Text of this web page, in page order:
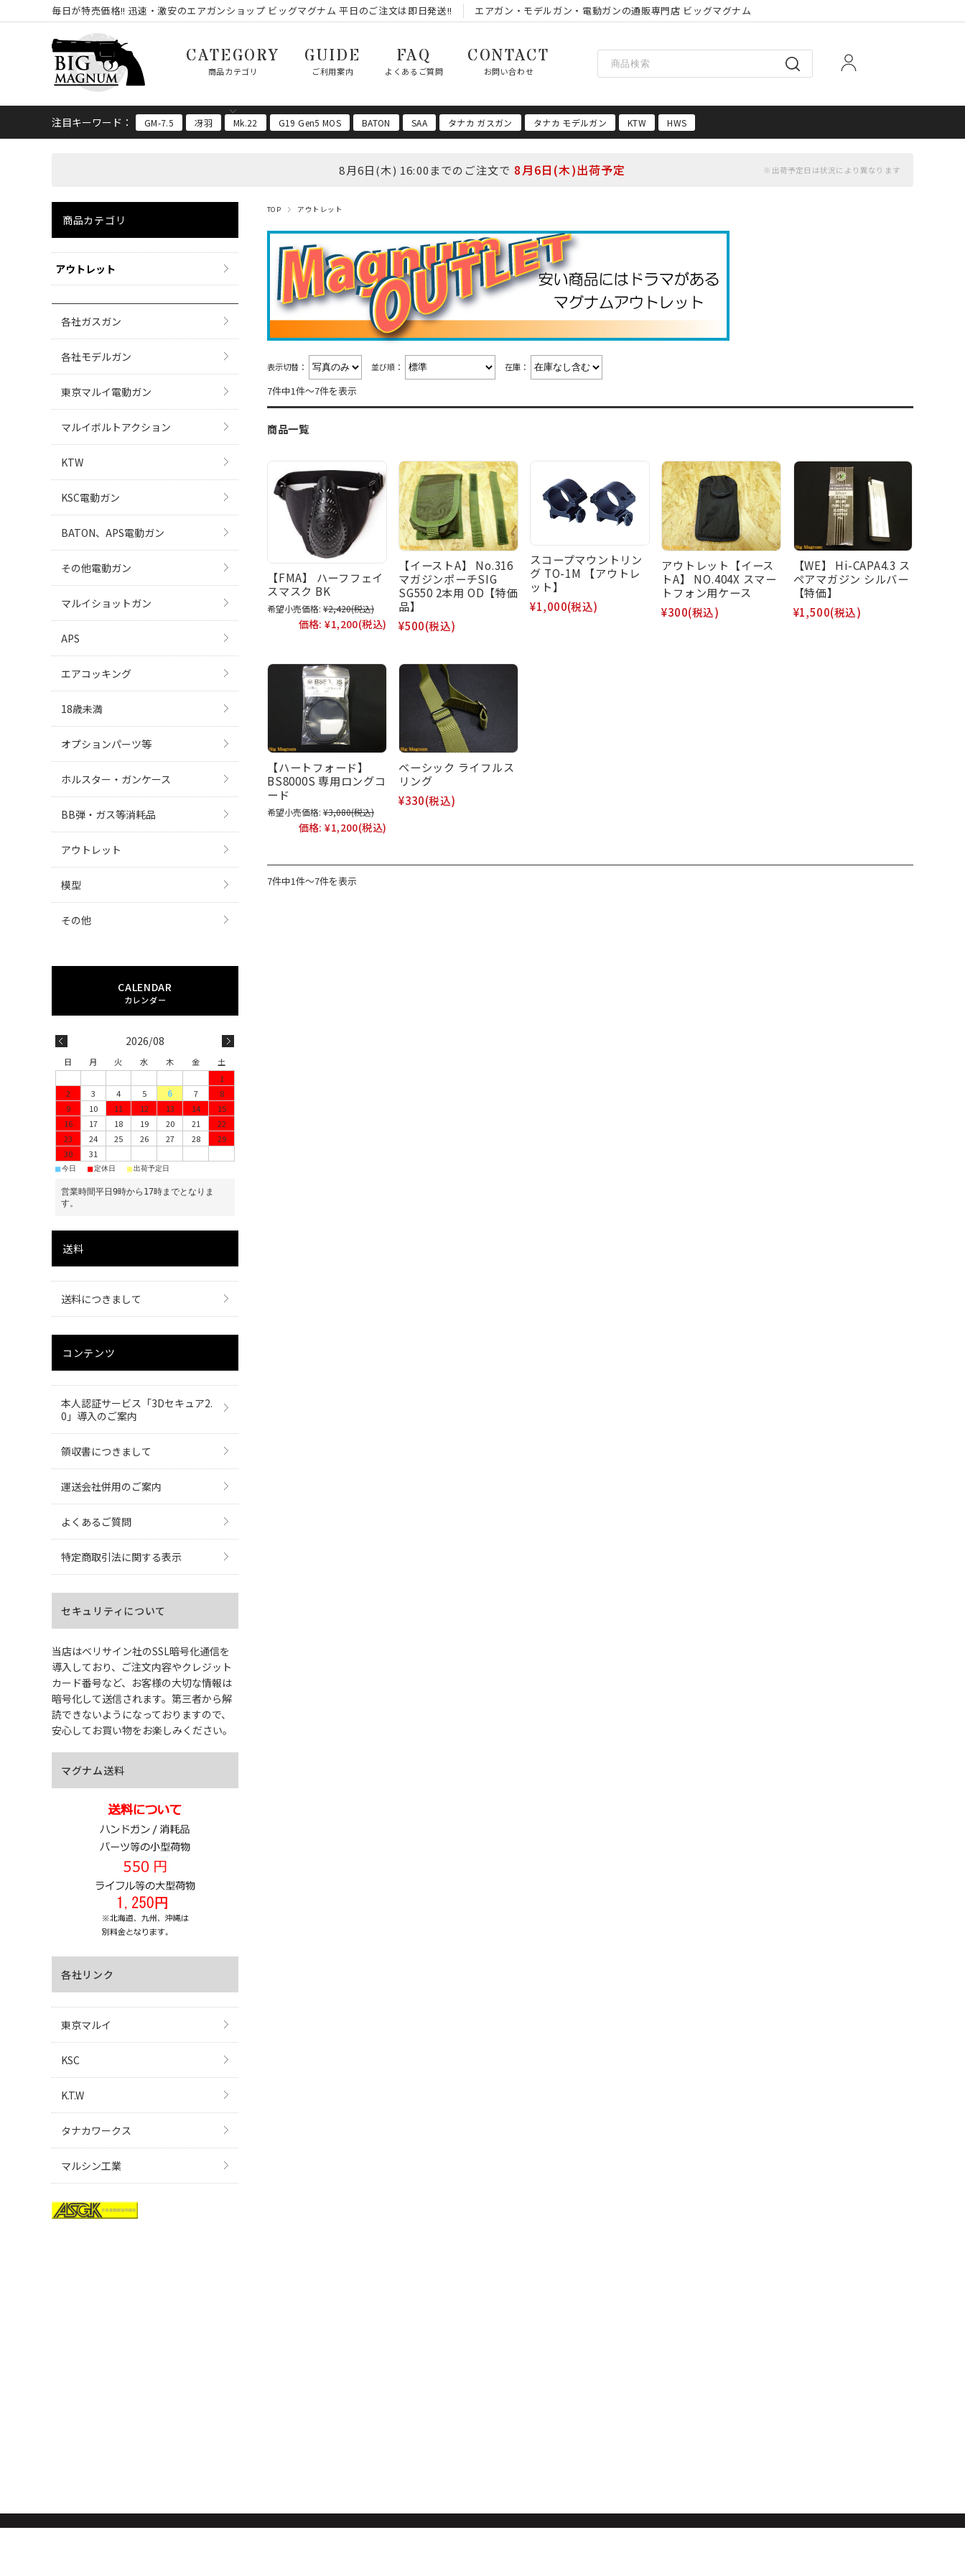
毎日が特売価格!! 迅速・激安のエアガンショップ ビッグマグナム 平日のご注文は即日発送!! エアガン・モデルガン・電動ガンの通販専門店 ビッグマグナム
CATEGORY
商品カテゴリ
GUIDE
ご利用案内
FAQ
よくあるご質問
CONTACT
お問い合わせ
注目キーワード： GM-7.5 冴羽 Mk.22 G19 Gen5 MOS BATON SAA タナカ ガスガン タナカ モデルガン KTW HWS
8月6日(木) 16:00までのご注文で 8月6日(木)出荷予定
TOP アウトレット
表示切替： 並び順： 在庫：
7件中1件～7件を表示
商品一覧
【FMA】 ハーフフェイ
スマスク BK
希望小売価格: ¥2,420(税込)
価格: ¥1,200(税込)
【イーストA】 No.316
マガジンポーチSIG
SG550 2本用 OD【特価
品】
¥500(税込)
スコープマウントリン
グ TO-1M 【アウトレ
ット】
¥1,000(税込)
アウトレット【イース
トA】 NO.404X スマー
トフォン用ケース
¥300(税込)
【WE】 Hi-CAPA4.3 ス
ペアマガジン シルバー
【特価】
¥1,500(税込)
【ハートフォード】
BS8000S 専用ロングコ
ード
希望小売価格: ¥3,080(税込)
価格: ¥1,200(税込)
ベーシック ライフルス
リング
¥330(税込)
7件中1件～7件を表示
商品カテゴリ
アウトレット
各社ガスガン
各社モデルガン
東京マルイ電動ガン
マルイボルトアクション
KTW
KSC電動ガン
BATON、APS電動ガン
その他電動ガン
マルイショットガン
APS
エアコッキング
18歳未満
オプションパーツ等
ホルスター・ガンケース
BB弾・ガス等消耗品
アウトレット
模型
その他
2026/08
日 月 火 水 木 金
土
1
2
3 4 5 6 7
8
9
10 11 12 13 14
15
16
17 18 19 20 21
22
23
24 25 26 27 28
29
30
31
■今日 ■定休日 ■出荷予定日
営業時間平日9時から17時までとなりま
す。
送料
送料につきまして
コンテンツ
本人認証サービス「3Dセキュア2.
0」導入のご案内
領収書につきまして
運送会社併用のご案内
よくあるご質問
特定商取引法に関する表示
セキュリティについて
当店はベリサイン社のSSL暗号化通信を
導入しており、ご注文内容やクレジット
カード番号など、お客様の大切な情報は
暗号化して送信されます。第三者から解
読できないようになっておりますので、
安心してお買い物をお楽しみください。
マグナム送料
各社リンク
東京マルイ
KSC
K.T.W
タナカワークス
マルシン工業